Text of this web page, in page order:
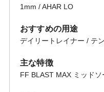
1mm / AHAR LO
おすすめの用途
デイリートレイナー / テ
主な特徴
FF BLAST MAX ミッド